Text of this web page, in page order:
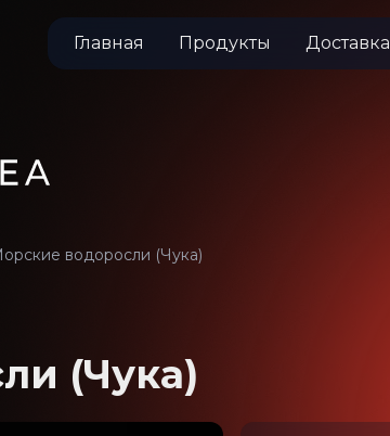
Главная Продукты Доставка
водоросли (Чука)
(Чука)